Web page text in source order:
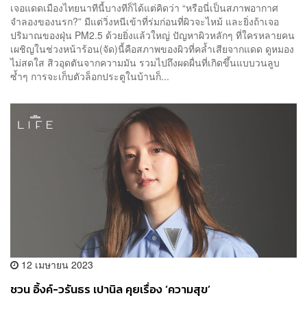
เจอแดดเมืองไทยนาทีนี้บางทีก็ได้แต่คิดว่า “หรือนี่เป็นสภาพอากาศ
จำลองของนรก?” มีแต่วิ่งหนีเข้าที่ร่มก่อนที่ผิวจะไหม้ และยิ่งถ้าเจอ
ปริมาณของฝุ่น PM2.5 ด้วยยิ่งแล้วใหญ่ ปัญหาผิวหลักๆ ที่ใครหลายคน
เผชิญในช่วงหน้าร้อน(จัด)นี้คือสภาพของผิวที่คล้ำเสียจากแดด ดูหมอง
ไม่สดใส สิวอุดตันจากความมัน รวมไปถึงผดผื่นที่เกิดขึ้นแบบวนลูบ
ซ้ำๆ การจะเก็บตัวล็อกประตูในบ้านก็...
12 เมษายน 2023
ชวน อิ้งค์-วรันธร เปานิล คุยเรื่อง ‘ความสุข’